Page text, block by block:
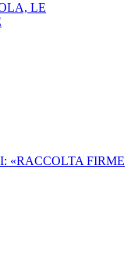
LE
«RACCOLTA FIRME